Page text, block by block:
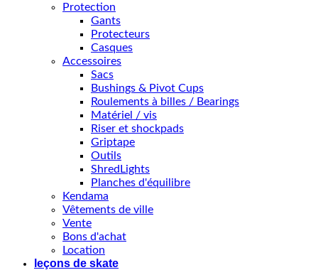
Protection
Gants
Protecteurs
Casques
Accessoires
Sacs
Bushings & Pivot Cups
Roulements à billes / Bearings
Matériel / vis
Riser et shockpads
Griptape
Outils
ShredLights
Planches d'équilibre
Kendama
Vêtements de ville
Vente
Bons d'achat
Location
leçons de skate